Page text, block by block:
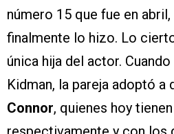
número 15 que fue en
finalmente lo hizo. Lo
única hija del actor.
Kidman, la pareja adoptó a
Connor, quienes hoy